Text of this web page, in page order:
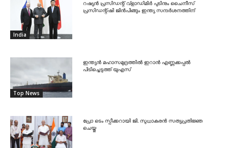
India
റഷ്യൻ പ്രസിഡന്റ് വ്‌ളാഡിമിർ പുടിനും ചൈനീസ്
പ്രസിഡന്റ്ഷി ജിൻപിങ്ങും ഇന്ത്യ സന്ദർശനത്തിന്
Top News
ഇന്ത്യൻ മഹാസമുദ്രത്തിൽ ഇറാൻ എണ്ണക്കപ്പൽ
പിടിച്ചെടുത്ത് യുഎസ്
പ്രോ ടെം സ്പീക്കറായി ജി. സുധാകരൻ സത്യപ്രതിജ്ഞ
ചെയ്തു